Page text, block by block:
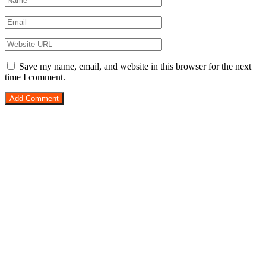
Save my name, email, and website in this browser for the next
time I comment.